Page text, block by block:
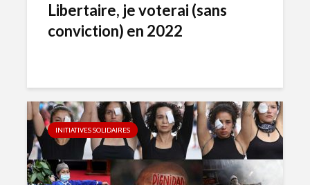
Libertaire, je voterai (sans
conviction) en 2022
INITIATIVES SOLIDAIRES